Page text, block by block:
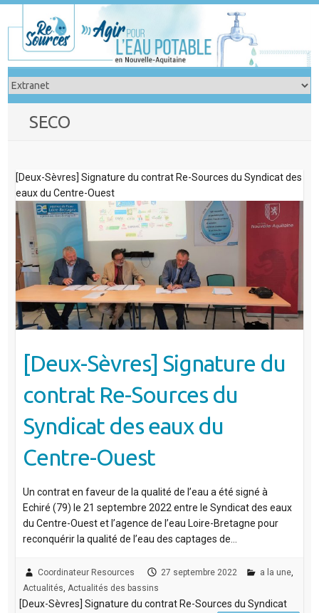
to
content
SECO
[Deux-Sèvres] Signature du contrat Re-Sources du Syndicat des
eaux du Centre-Ouest
[Deux-Sèvres] Signature du
contrat Re-Sources du
Syndicat des eaux du
Centre-Ouest
Un contrat en faveur de la qualité de l’eau a été signé à
Echiré (79) le 21 septembre 2022 entre le Syndicat des eaux
du Centre-Ouest et l’agence de l’eau Loire-Bretagne pour
reconquérir la qualité de l’eau des captages de…
Coordinateur Resources 27 septembre 2022 a la une,
Actualités, Actualités des bassins
[Deux-Sèvres] Signature du contrat Re-Sources du Syndicat